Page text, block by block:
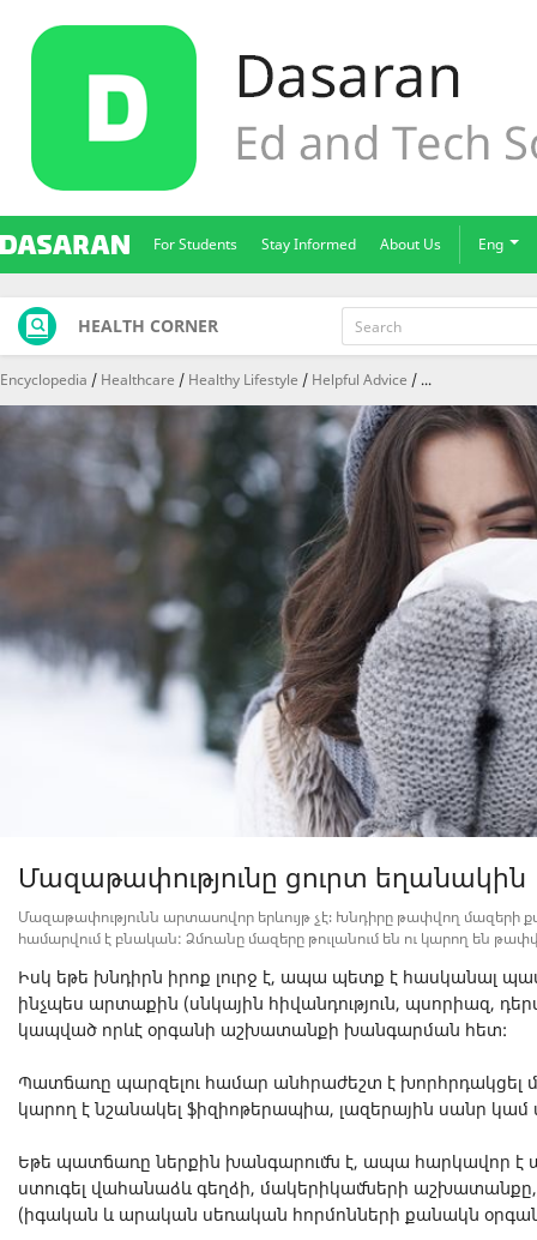
For Students Stay Informed About Us Eng
HEALTH CORNER
Encyclopedia Healthcare Healthy Lifestyle Helpful Advice ...
Մազաթափությունը ցուրտ եղանակին
Մազաթափությունն արտասովոր երևույթ չէ։ Խնդիրը թափվող մազերի
համարվում է բնական: Ձմռանը մազերը թուլանում են ու կարող են
Իսկ եթե խնդիրն իրոք լուրջ է, ապա պետք է հասկանալ
ինչպես արտաքին (սնկային հիվանդություն, պսորիազ,
կապված որևէ օրգանի աշխատանքի խանգարման հետ:
Պատճառը պարզելու համար անհրաժեշտ է խորհրդակցել
կարող է նշանակել ֆիզիոթերապիա, լազերային սանր
Եթե պատճառը ներքին խանգարումն է, ապա հարկավոր է
ստուգել վահանաձև գեղձի, մակերիկամների աշխատանքը,
(իգական և արական սեռական հորմոնների քանակն